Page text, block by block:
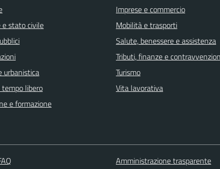
e stato civile
urbanistica
libero
e formazione
Imprese e commercio
Mobilità e trasporti
Salute, benessere e assistenza
Tributi, finanze e
Turismo
Vita lavorativa
Amministrazione trasparente